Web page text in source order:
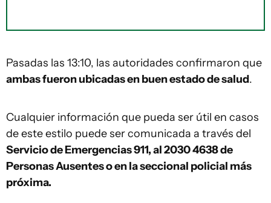
Pasadas las 13:10, las autoridades confirmaron que
ambas fueron ubicadas en buen estado de salud.
Cualquier información que pueda ser útil en casos
de este estilo puede ser comunicada a través del
Servicio de Emergencias 911, al 2030 4638 de
Personas Ausentes o en la seccional policial más
próxima.